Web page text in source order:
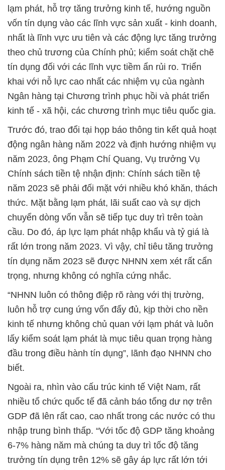
lạm phát, hỗ trợ tăng trưởng kinh tế, hướng nguồn
vốn tín dụng vào các lĩnh vực sản xuất - kinh doanh,
nhất là lĩnh vực ưu tiên và các động lực tăng trưởng
theo chủ trương của Chính phủ; kiểm soát chặt chẽ
tín dụng đối với các lĩnh vực tiềm ẩn rủi ro. Triển
khai với nỗ lực cao nhất các nhiệm vụ của ngành
Ngân hàng tại Chương trình phục hồi và phát triển
kinh tế - xã hội, các chương trình mục tiêu quốc gia.
Trước đó, trao đổi tại họp báo thông tin kết quả hoạt
động ngân hàng năm 2022 và định hướng nhiệm vụ
năm 2023, ông Phạm Chí Quang, Vụ trưởng Vụ
Chính sách tiền tệ nhận định: Chính sách tiền tệ
năm 2023 sẽ phải đối mặt với nhiều khó khăn, thách
thức. Mặt bằng lạm phát, lãi suất cao và sự dịch
chuyển dòng vốn vẫn sẽ tiếp tục duy trì trên toàn
cầu. Do đó, áp lực lạm phát nhập khẩu và tỷ giá là
rất lớn trong năm 2023. Vì vậy, chỉ tiêu tăng trưởng
tín dụng năm 2023 sẽ được NHNN xem xét rất cẩn
trọng, nhưng không có nghĩa cứng nhắc.
“NHNN luôn có thông điệp rõ ràng với thị trường,
luôn hỗ trợ cung ứng vốn đẩy đủ, kịp thời cho nền
kinh tế nhưng không chủ quan với lạm phát và luôn
lấy kiểm soát lạm phát là mục tiêu quan trọng hàng
đầu trong điều hành tín dụng”, lãnh đạo NHNN cho
biết.
Ngoài ra, nhìn vào cấu trúc kinh tế Việt Nam, rất
nhiều tổ chức quốc tế đã cảnh báo tổng dư nợ trên
GDP đã lên rất cao, cao nhất trong các nước có thu
nhập trung bình thấp. “Với tốc độ GDP tăng khoảng
6-7% hàng năm mà chúng ta duy trì tốc độ tăng
trưởng tín dụng trên 12% sẽ gây áp lực rất lớn tới